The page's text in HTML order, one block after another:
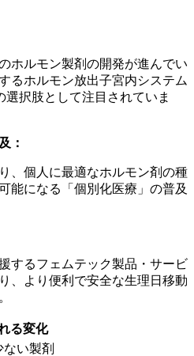
ホルモン製剤の開発が進んでい
るホルモン放出子宮内システム
選択肢として注目されていま
：
、個人に最適なホルモン剤の種
能になる「個別化医療」の普及
するフェムテック製品・サービ
、より便利で安全な生理日移動
る変化
い製剤